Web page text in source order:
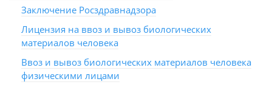
Заключение Росздравнадзора
Лицензия на ввоз и вывоз биологических
материалов человека
Ввоз и вывоз биологических материалов человека
физическими лицами